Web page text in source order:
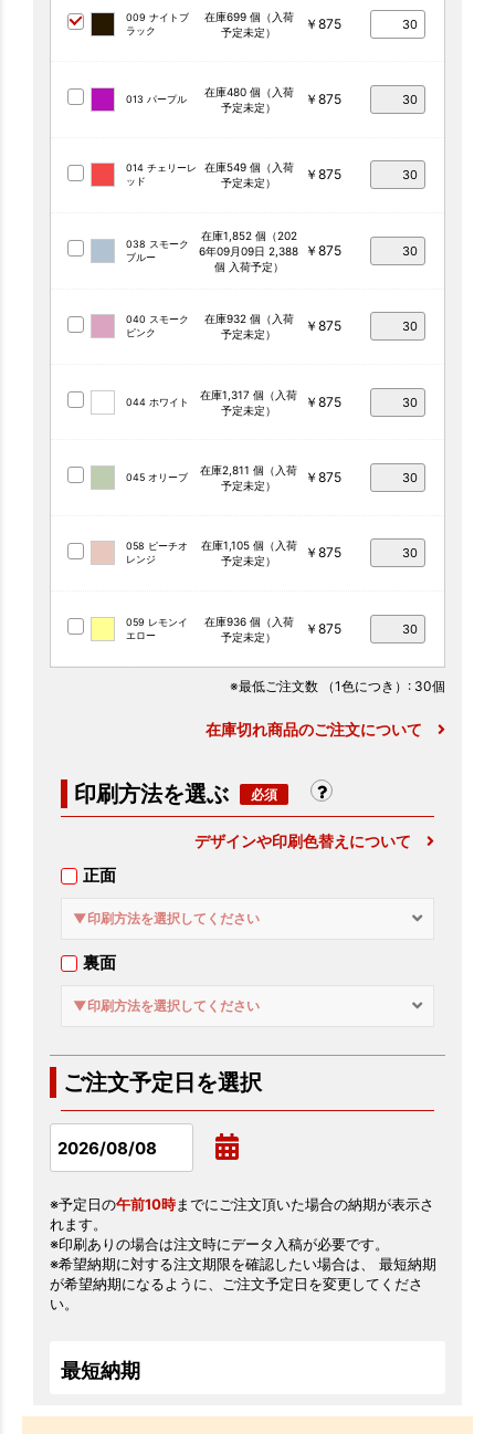
009 ナイトブ
ラック
在庫699 個（入荷
予定未定）
￥875
013 パープル
在庫480 個（入荷
予定未定）
￥875
014 チェリーレ
ッド
在庫549 個（入荷
予定未定）
￥875
038 スモーク
ブルー
在庫1,852 個（202
6年09月09日 2,388
個 入荷予定）
￥875
040 スモーク
ピンク
在庫932 個（入荷
予定未定）
￥875
044 ホワイト
在庫1,317 個（入荷
予定未定）
￥875
045 オリーブ
在庫2,811 個（入荷
予定未定）
￥875
058 ピーチオ
レンジ
在庫1,105 個（入荷
予定未定）
￥875
059 レモンイ
エロー
在庫936 個（入荷
予定未定）
￥875
※最低ご注文数 （1色につき） : 30個
在庫切れ商品のご注文について
印刷方法を選ぶ
デザインや印刷色替えについて
正面
▼印刷方法を選択してください
裏面
▼印刷方法を選択してください
ご注文予定日を選択
※予定日の午前10時までにご注文頂いた場合の納期が表示さ
れます。
※印刷ありの場合は注文時にデータ入稿が必要です。
※希望納期に対する注文期限を確認したい場合は、 最短納期
が希望納期になるように、ご注文予定日を変更してくださ
い。
最短納期